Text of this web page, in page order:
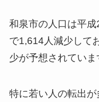
和泉市の人口は平
で1,614人減少して
少が予想されていま
特に若い人の転出